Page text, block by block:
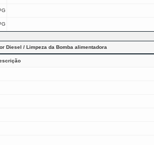
Diesel / Limpeza da Bomba alimentadora